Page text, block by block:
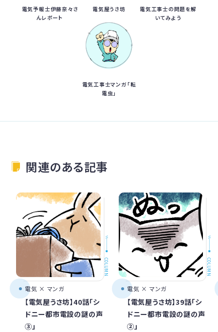
電気予報士伊藤奈々さ
んレポート
電気屋うさ坊
電気工事士の問題を解
いてみよう
電気工事士マンガ「転
電虫」
関連のある記事
COLUMN
電気 × マンガ
【電気屋うさ坊】40話「シ
ドニー都市電設の謎の声
③」
COLUMN
電気 × マンガ
【電気屋うさ坊】39話「シ
ドニー都市電設の謎の声
②」